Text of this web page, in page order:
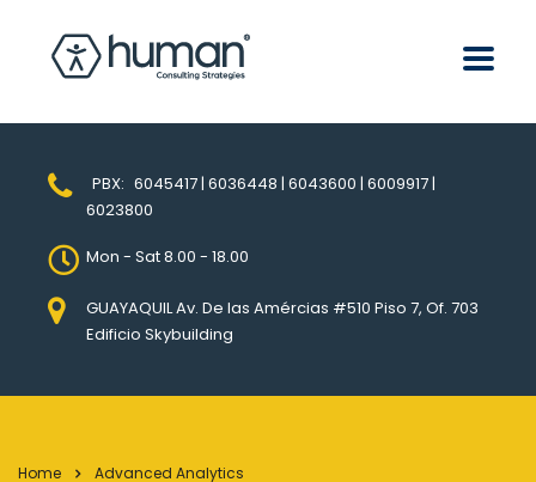
PBX: 6045417 | 6036448 | 6043600 | 6009917 |
6023800
Mon - Sat 8.00 - 18.00
GUAYAQUIL Av. De las Amércias #510 Piso 7, Of. 703
Edificio Skybuilding
Home Advanced Analytics